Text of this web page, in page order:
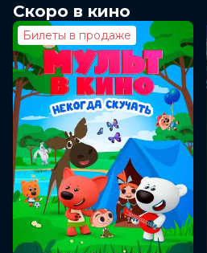
Меморандум
до 11 января
Скоро в кино
Билеты в продаже